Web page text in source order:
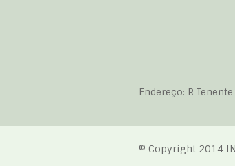
Endereço: R
© Copyright 2014